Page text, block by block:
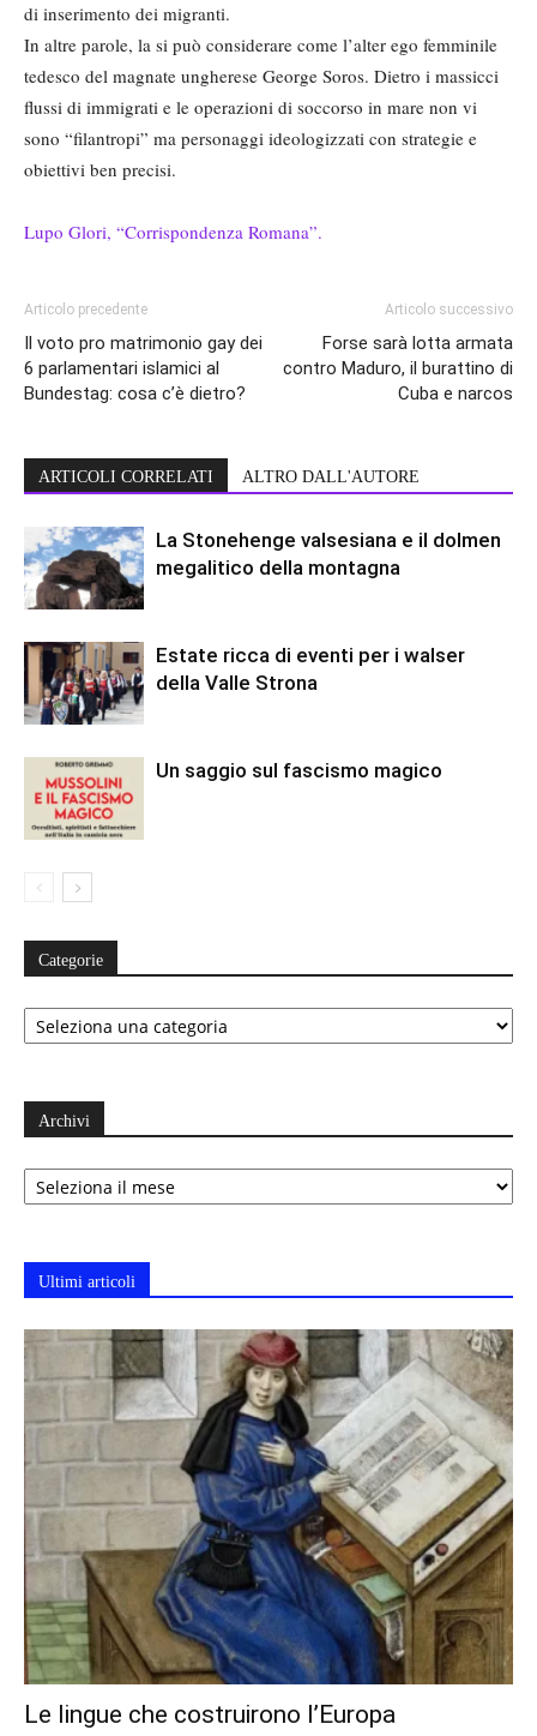
di inserimento dei migranti.
In altre parole, la si può considerare come l’alter ego femminile
tedesco del magnate ungherese George Soros. Dietro i massicci
flussi di immigrati e le operazioni di soccorso in mare non vi
sono “filantropi” ma personaggi ideologizzati con strategie e
obiettivi ben precisi.
Lupo Glori, “Corrispondenza Romana”.
Articolo precedente
Il voto pro matrimonio gay dei
6 parlamentari islamici al
Bundestag: cosa c’è dietro?
Articolo successivo
Forse sarà lotta armata
contro Maduro, il burattino di
Cuba e narcos
ARTICOLI CORRELATI ALTRO DALL'AUTORE
La Stonehenge valsesiana e il dolmen
megalitico della montagna
Estate ricca di eventi per i walser
della Valle Strona
Un saggio sul fascismo magico
Categorie
Categorie
Archivi
Archivi
Ultimi articoli
Le lingue che costruirono l’Europa